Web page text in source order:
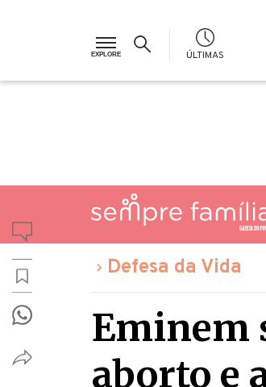
ÚLTIMAS
Defesa da Vida
Eminem
aborto e